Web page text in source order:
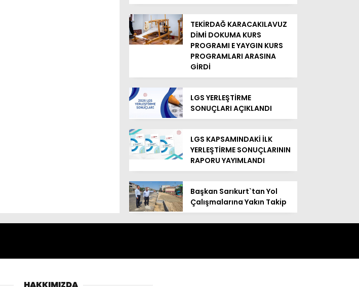
TEKİRDAĞ KARACAKILAVUZ
DİMİ DOKUMA KURS
PROGRAMI E YAYGIN KURS
PROGRAMLARI ARASINA
GİRDİ
LGS YERLEŞTİRME
SONUÇLARI AÇIKLANDI
LGS KAPSAMINDAKİ İLK
YERLEŞTİRME SONUÇLARININ
RAPORU YAYIMLANDI
Başkan Sarıkurt`tan Yol
Çalışmalarına Yakın Takip